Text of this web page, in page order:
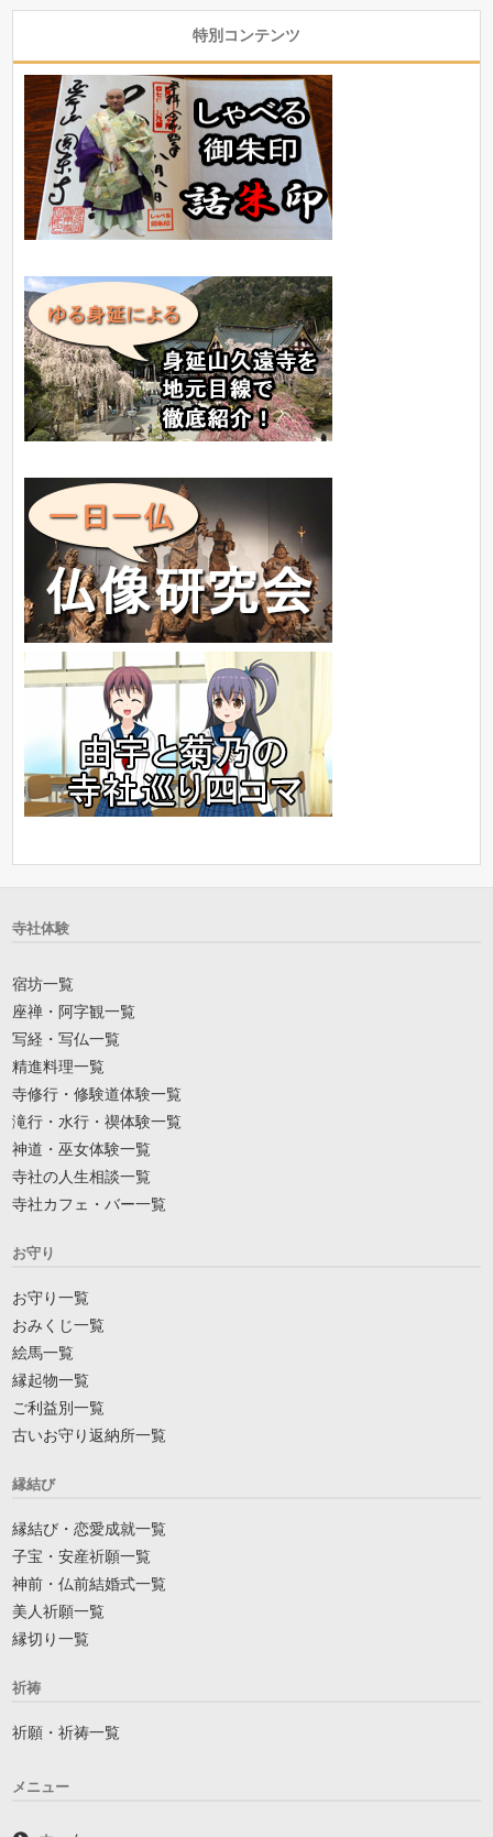
特別コンテンツ
寺社体験
宿坊一覧
座禅・阿字観一覧
写経・写仏一覧
精進料理一覧
寺修行・修験道体験一覧
滝行・水行・禊体験一覧
神道・巫女体験一覧
寺社の人生相談一覧
寺社カフェ・バー一覧
お守り
お守り一覧
おみくじ一覧
絵馬一覧
縁起物一覧
ご利益別一覧
古いお守り返納所一覧
縁結び
縁結び・恋愛成就一覧
子宝・安産祈願一覧
神前・仏前結婚式一覧
美人祈願一覧
縁切り一覧
祈祷
祈願・祈祷一覧
メニュー